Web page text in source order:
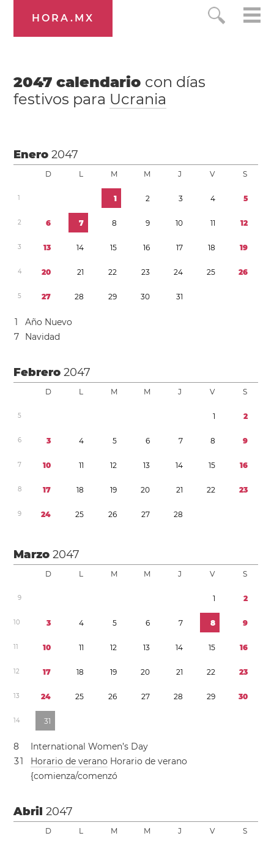
HORA.MX
2047 calendario con días
festivos para Ucrania
Enero2047
D L M M J V S
1 1 2 3 4 5
2 6 7 8 9 10 11 12
3 13 14 15 16 17 18 19
4 20 21 22 23 24 25 26
5 27 28 29 30 31
1
Año Nuevo
7
Navidad
Febrero2047
D L M M J V S
5 1 2
6 3 4 5 6 7 8 9
7 10 11 12 13 14 15 16
8 17 18 19 20 21 22 23
9 24 25 26 27 28
Marzo2047
D L M M J V S
9 1 2
10 3 4 5 6 7 8 9
11 10 11 12 13 14 15 16
12 17 18 19 20 21 22 23
13 24 25 26 27 28 29 30
14 31
8
International Women’s Day
31 Horario de verano Horario de verano
{comienza/comenzó
Abril2047
D L M M J V S